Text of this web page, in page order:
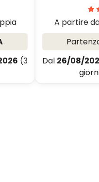
(3
A partire
Dal 26/08/